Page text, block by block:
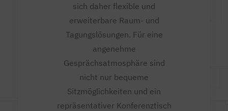
sich daher flexible und
erweiterbare Raum- und
Tagungslösungen. Für eine
angenehme
Gesprächsatmosphäre sind
nicht nur bequeme
Sitzmöglichkeiten und ein
repräsentativer Konferenztisch